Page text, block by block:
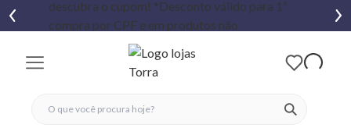
ver
fechar menu
fechar menu
favoritos